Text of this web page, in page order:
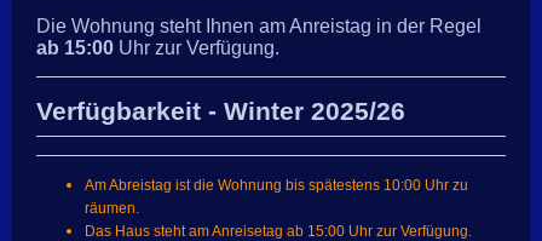
Die Wohnung steht Ihnen am Anreistag in der Regel
ab 15:00 Uhr zur Verfügung.
Verfügbarkeit - Winter 2025/26
Am Abreistag ist die Wohnung bis spätestens 10:00 Uhr zu
räumen.
Das Haus steht am Anreisetag ab 15:00 Uhr zur Verfügung.